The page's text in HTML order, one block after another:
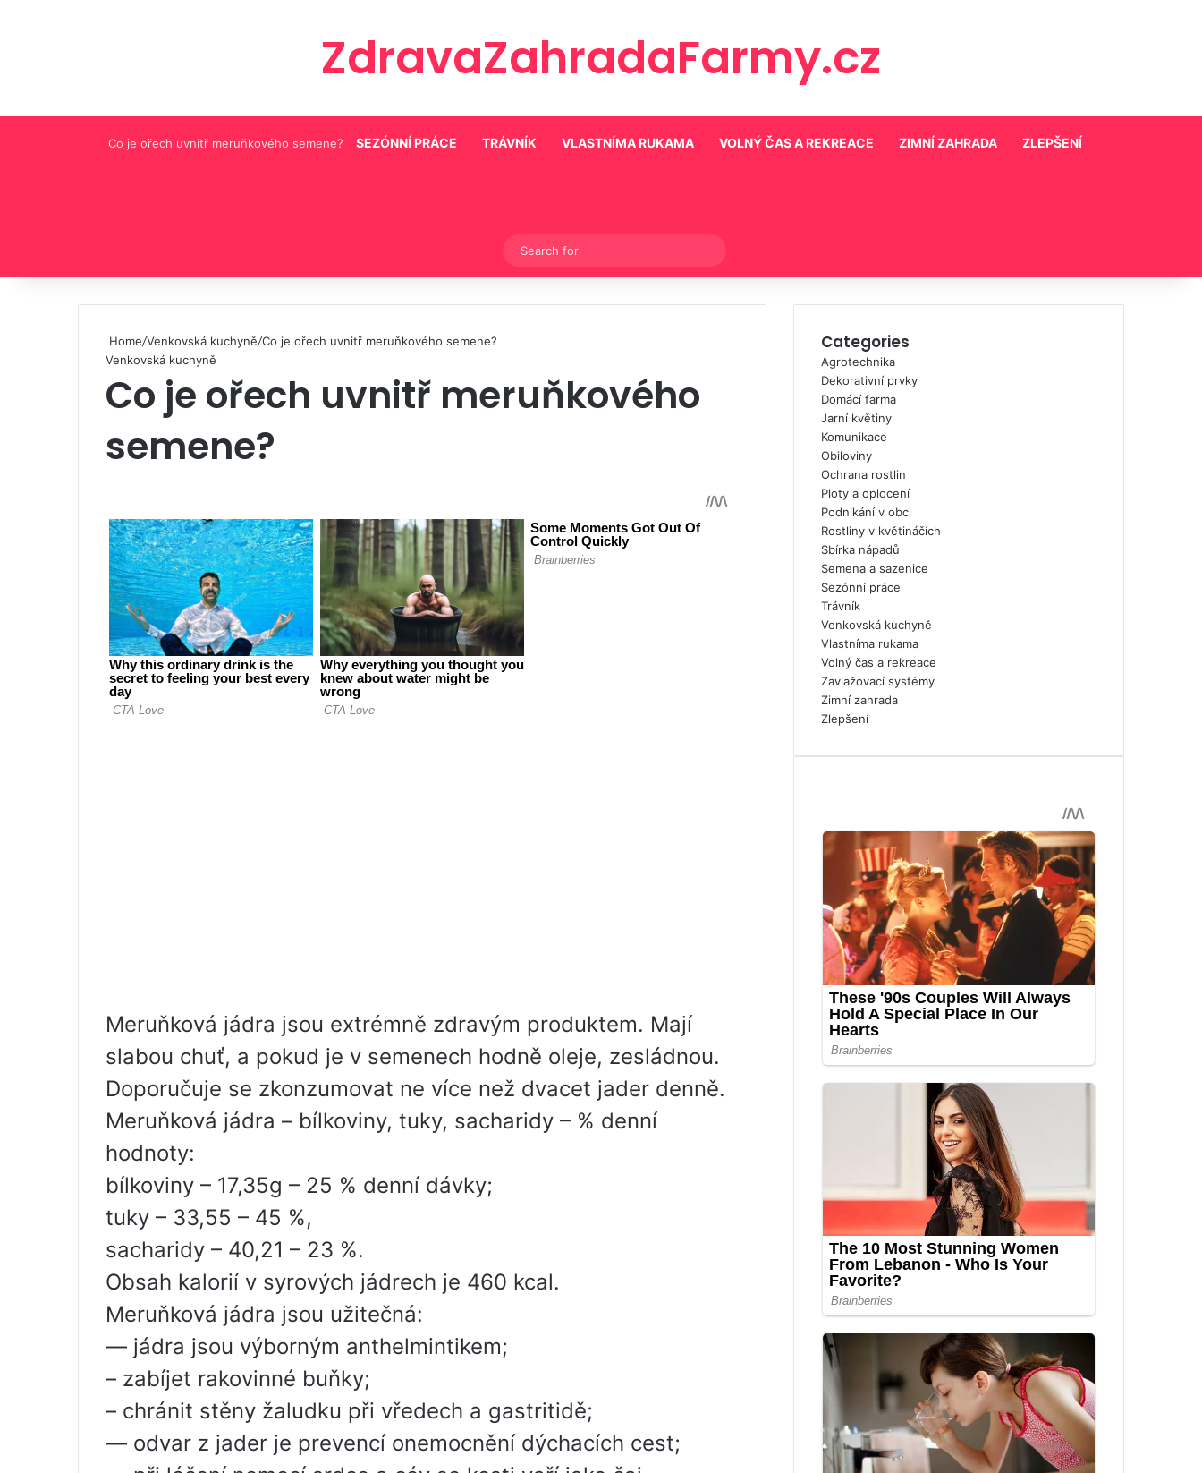
ZdravaZahradaFarmy.cz
Co je ořech uvnitř meruňkového semene? SEZÓNNÍ PRÁCE TRÁVNÍK VLASTNÍMA RUKAMA VOLNÝ ČAS A REKREACE ZIMNÍ ZAHRADA ZLEPŠENÍ
Switch skin
for
Home/Venkovská kuchyně/Co je ořech uvnitř meruňkového semene?
Venkovská kuchyně
Co je ořech uvnitř meruňkového
semene?
Meruňková jádra jsou extrémně zdravým produktem. Mají
slabou chuť, a pokud je v semenech hodně oleje, zesládnou.
Doporučuje se zkonzumovat ne více než dvacet jader denně.
Meruňková jádra – bílkoviny, tuky, sacharidy – % denní
hodnoty:
bílkoviny – 17,35g – 25 % denní dávky;
tuky – 33,55 – 45 %,
sacharidy – 40,21 – 23 %.
Obsah kalorií v syrových jádrech je 460 kcal.
Meruňková jádra jsou užitečná:
— jádra jsou výborným anthelmintikem;
– zabíjet rakovinné buňky;
– chránit stěny žaludku při vředech a gastritidě;
— odvar z jader je prevencí onemocnění dýchacích cest;
Categories
Agrotechnika
Dekorativní prvky
Domácí farma
Jarní květiny
Komunikace
Obiloviny
Ochrana rostlin
Ploty a oplocení
Podnikání v obci
Rostliny v květináčích
Sbírka nápadů
Semena a sazenice
Sezónní práce
Trávník
Venkovská kuchyně
Vlastníma rukama
Volný čas a rekreace
Zavlažovací systémy
Zimní zahrada
Zlepšení